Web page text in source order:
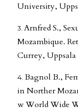
University,
Arnfred S.,
Mozambique.
Currey, Uppsala
Bagnol B.,
in Norther
w World Wide